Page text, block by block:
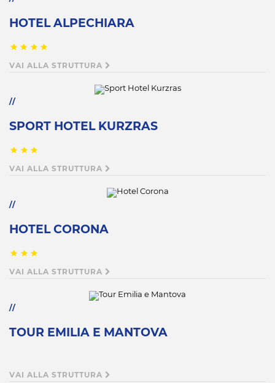
HOTEL ALPECHIARA
VAI ALLA STRUTTURA
SPORT HOTEL KURZRAS
VAI ALLA STRUTTURA
HOTEL CORONA
VAI ALLA STRUTTURA
TOUR EMILIA E MANTOVA
VAI ALLA STRUTTURA